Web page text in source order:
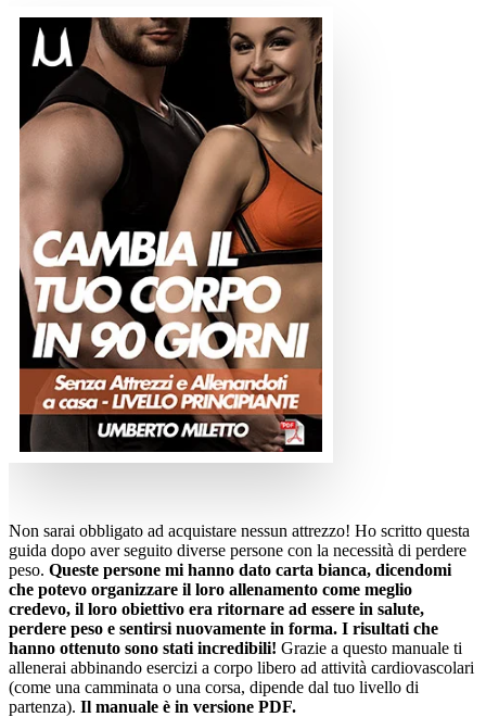
Non sarai obbligato ad acquistare nessun attrezzo! Ho scritto questa
guida dopo aver seguito diverse persone con la necessità di perdere
peso. Queste persone mi hanno dato carta bianca, dicendomi
che potevo organizzare il loro allenamento come meglio
credevo, il loro obiettivo era ritornare ad essere in salute,
perdere peso e sentirsi nuovamente in forma. I risultati che
hanno ottenuto sono stati incredibili! Grazie a questo manuale ti
allenerai abbinando esercizi a corpo libero ad attività cardiovascolari
(come una camminata o una corsa, dipende dal tuo livello di
partenza). Il manuale è in versione PDF.